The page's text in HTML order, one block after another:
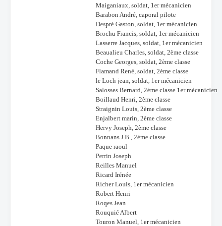
Maiganiaux, soldat, 1er mécanicien
Barabon André, caporal pilote
Despré Gaston, soldat, 1er mécanicien
Brochu Francis, soldat, 1er mécanicien
Lasserre Jacques, soldat, 1er mécanicien
Beaualieu Charles, soldat, 2ème classe
Coche Georges, soldat, 2ème classe
Flamand René, soldat, 2ème classe
le Loch jean, soldat, 1er mécanicien
Salosses Bernard, 2ème classe 1er mécanicien
Boillaud Henri, 2ème classe
Straignin Louis, 2ème classe
Enjalbert marin, 2ème classe
Hervy Joseph, 2ème classe
Bonnans J.B., 2ème classe
Paque raoul
Perrin Joseph
Reilles Manuel
Ricard Irénée
Richer Louis, 1er mécanicien
Robert Henri
Roqes Jean
Rouquié Albert
Touron Manuel, 1er mécanicien